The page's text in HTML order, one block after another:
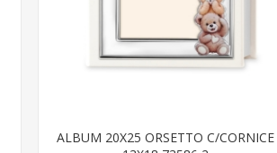
ALBUM 20X25 ORSETTO C/CORNICE